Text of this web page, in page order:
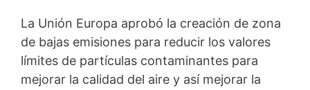
La Unión Europa aprobó la creación de zona
de bajas emisiones para reducir los valores
límites de partículas contaminantes para
mejorar la calidad del aire y así mejorar la